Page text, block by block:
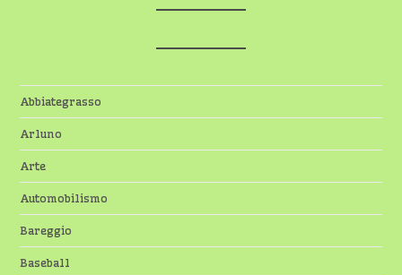
Abbiategrasso
Arluno
Arte
Automobilismo
Bareggio
Baseball